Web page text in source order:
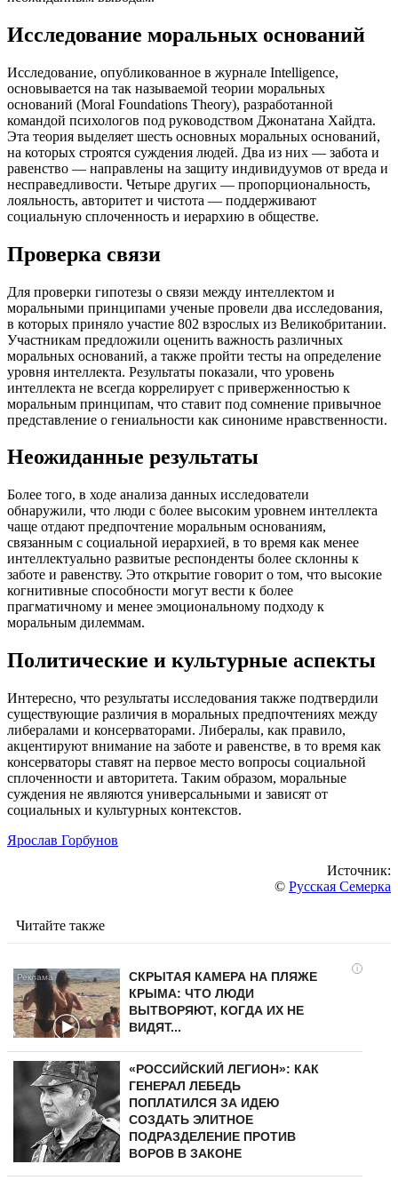
Исследование моральных оснований
Исследование, опубликованное в журнале Intelligence,
основывается на так называемой теории моральных
оснований (Moral Foundations Theory), разработанной
командой психологов под руководством Джонатана Хайдта.
Эта теория выделяет шесть основных моральных оснований,
на которых строятся суждения людей. Два из них — забота и
равенство — направлены на защиту индивидуумов от вреда и
несправедливости. Четыре других — пропорциональность,
лояльность, авторитет и чистота — поддерживают
социальную сплоченность и иерархию в обществе.
Проверка связи
Для проверки гипотезы о связи между интеллектом и
моральными принципами ученые провели два исследования,
в которых приняло участие 802 взрослых из Великобритании.
Участникам предложили оценить важность различных
моральных оснований, а также пройти тесты на определение
уровня интеллекта. Результаты показали, что уровень
интеллекта не всегда коррелирует с приверженностью к
моральным принципам, что ставит под сомнение привычное
представление о гениальности как синониме нравственности.
Неожиданные результаты
Более того, в ходе анализа данных исследователи
обнаружили, что люди с более высоким уровнем интеллекта
чаще отдают предпочтение моральным основаниям,
связанным с социальной иерархией, в то время как менее
интеллектуально развитые респонденты более склонны к
заботе и равенству. Это открытие говорит о том, что высокие
когнитивные способности могут вести к более
прагматичному и менее эмоциональному подходу к
моральным дилеммам.
Политические и культурные аспекты
Интересно, что результаты исследования также подтвердили
существующие различия в моральных предпочтениях между
либералами и консерваторами. Либералы, как правило,
акцентируют внимание на заботе и равенстве, в то время как
консерваторы ставят на первое место вопросы социальной
сплоченности и авторитета. Таким образом, моральные
суждения не являются универсальными и зависят от
социальных и культурных контекстов.
Ярослав Горбунов
Источник:
© Русская Семерка
Читайте также
i
СКРЫТАЯ КАМЕРА НА ПЛЯЖЕ
КРЫМА: ЧТО ЛЮДИ
ВЫТВОРЯЮТ, КОГДА ИХ НЕ
ВИДЯТ...
«РОССИЙСКИЙ ЛЕГИОН»: КАК
ГЕНЕРАЛ ЛЕБЕДЬ
ПОПЛАТИЛСЯ ЗА ИДЕЮ
СОЗДАТЬ ЭЛИТНОЕ
ПОДРАЗДЕЛЕНИЕ ПРОТИВ
ВОРОВ В ЗАКОНЕ